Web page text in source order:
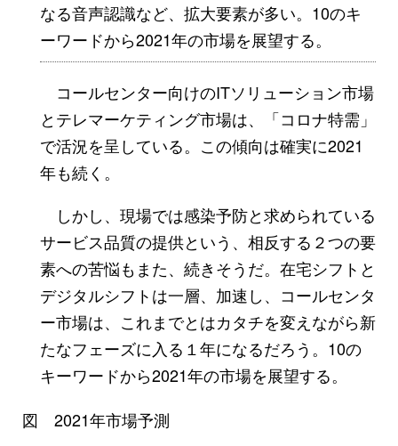
なる音声認識など、拡大要素が多い。10のキ
ーワードから2021年の市場を展望する。
コールセンター向けのITソリューション市場
とテレマーケティング市場は、「コロナ特需」
で活況を呈している。この傾向は確実に2021
年も続く。
しかし、現場では感染予防と求められている
サービス品質の提供という、相反する２つの要
素への苦悩もまた、続きそうだ。在宅シフトと
デジタルシフトは一層、加速し、コールセンタ
ー市場は、これまでとはカタチを変えながら新
たなフェーズに入る１年になるだろう。10の
キーワードから2021年の市場を展望する。
図 2021年市場予測